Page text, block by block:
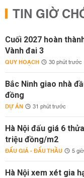
TIN GIỜ
Cuối 2027 hoàn
Vành đai 3
QUY HOẠCH 30 phút trước
Bắc Ninh giao nhà
đồng
DỰ ÁN 31 phút trước
Hà Nội đấu giá 6
triệu đồng/m2
ĐẤU GIÁ - ĐẤU THẦU 5
Hà Nội xem xét gia